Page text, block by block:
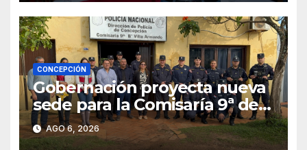
CONCEPCIÓN
Gobernación proyecta nueva
sede para la Comisaría 9ª de
Villa Armando tras verificar
las condiciones edilicias
AGO 6, 2026